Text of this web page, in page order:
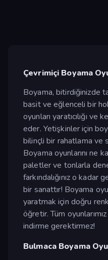
Çevrimiçi Boyama
Boyama, bitirdiğinizde
basit ve eğlenceli bir
oyunları yaratıcılığı
eder. Yetişkinler için
bilinçli bir rahatlama ve
Boyama oyunlarını ne
paletler ve tonlarla
farkındalığınız o kadar
bir sanattır! Boyama
yaratmak için doğru
öğretir. Tüm
indirme gerektirmez!
Bulmaca Boyama